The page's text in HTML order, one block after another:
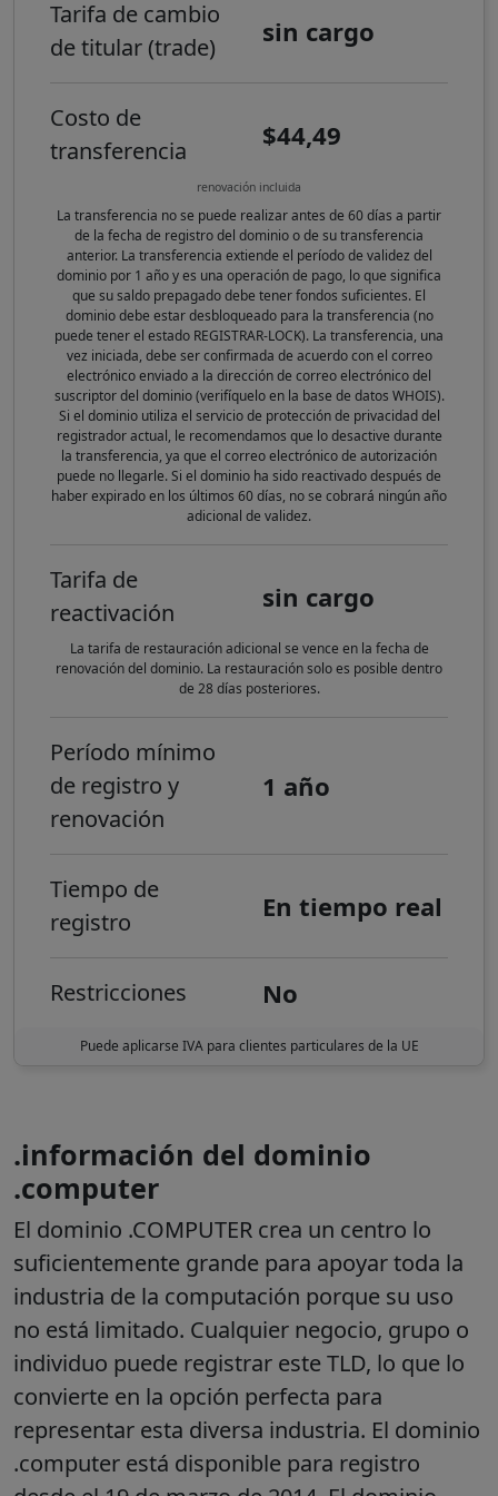
Tarifa de cambio
de titular (trade)
sin cargo
Costo de
transferencia
$44,49
renovación incluida
La transferencia no se puede realizar antes de 60 días a partir
de la fecha de registro del dominio o de su transferencia
anterior. La transferencia extiende el período de validez del
dominio por 1 año y es una operación de pago, lo que significa
que su saldo prepagado debe tener fondos suficientes. El
dominio debe estar desbloqueado para la transferencia (no
puede tener el estado REGISTRAR-LOCK). La transferencia, una
vez iniciada, debe ser confirmada de acuerdo con el correo
electrónico enviado a la dirección de correo electrónico del
suscriptor del dominio (verifíquelo en la base de datos WHOIS).
Si el dominio utiliza el servicio de protección de privacidad del
registrador actual, le recomendamos que lo desactive durante
la transferencia, ya que el correo electrónico de autorización
puede no llegarle. Si el dominio ha sido reactivado después de
haber expirado en los últimos 60 días, no se cobrará ningún año
adicional de validez.
Tarifa de
reactivación
sin cargo
La tarifa de restauración adicional se vence en la fecha de
renovación del dominio. La restauración solo es posible dentro
de 28 días posteriores.
Período mínimo
de registro y
renovación
1 año
Tiempo de
registro
En tiempo real
Restricciones No
Puede aplicarse IVA para clientes particulares de la UE
.información del dominio
.computer
El dominio .COMPUTER crea un centro lo
suficientemente grande para apoyar toda la
industria de la computación porque su uso
no está limitado. Cualquier negocio, grupo o
individuo puede registrar este TLD, lo que lo
convierte en la opción perfecta para
representar esta diversa industria. El dominio
.computer está disponible para registro